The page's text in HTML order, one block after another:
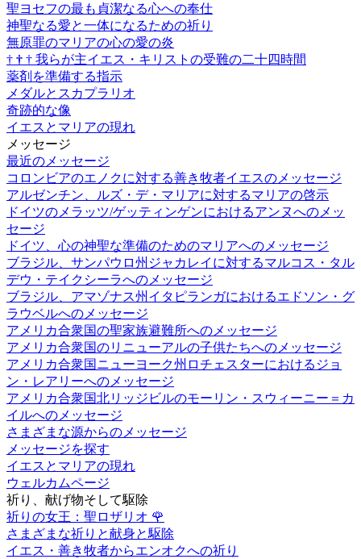
聖ヨセフの最も貞潔なる心への奉仕
神聖なる愛と一体になるための祈り
無原罪のマリアの心の愛の炎
† † † 我らが主イエス・キリストの受難の二十四時間
薬剤を準備する指示
メダルとスカプラリオ
奇跡的な像
イエスとマリアの現れ
メッセージ
最近のメッセージ
コロンビアのエノクに対する善き牧者イエスのメッセージ
アルゼンチン、ルズ・デ・マリアに対するマリアの啓示
ドイツのメラッツ/ゲッティンゲンにおけるアンヌへのメッ
セージ
ドイツ、心の神聖な準備のためのマリアへのメッセージ
ブラジル、サンパウロ州ジャカレイに対するマルコス・タル
デウ・テイクシーラへのメッセージ
ブラジル、アマゾナス州イタピランガにおけるエドソン・グ
ラウベルへのメッセージ
アメリカ合衆国の聖家族避難所へのメッセージ
アメリカ合衆国のリニューアルの子供たちへのメッセージ
アメリカ合衆国ニューヨーク州ロチェスターにおけるジョ
ン・レアリーへのメッセージ
アメリカ合衆国北リッジビルのモーリン・スウィーニー＝カ
イルへのメッセージ
さまざまな源からのメッセージ
メッセージを探す
イエスとマリアの現れ
ウェルカムページ
祈り、献げ物そして駆除
祈りの女王：聖ロザリオ 🌹
さまざまな祈りと献身と駆除
イエス・善き牧者からエンオクへの祈り